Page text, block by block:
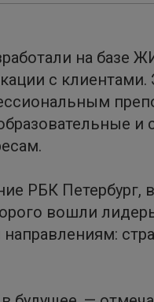
на базе
с
РБК
вошли